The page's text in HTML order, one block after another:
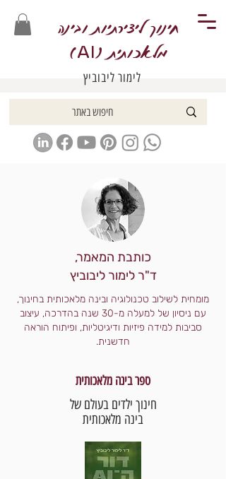
חינוך ליצירתיות ובינה
מלאכותית (AI
)
לימור ליבוביץ
כותבת המאמר,
ד"ר לימור ליבוביץ
מומחית לשילוב טכנולוגיה ובינה מלאכותית בחינוך,
עם ניסיון של למעלה מ-30 שנה בהדרכה, עיצוב
סביבות למידה פיזיות ודיגיטליות, ופיתוח הוראה
חדשנית.
ספר בינה מלאכותית
חינוך ילדים בעולם של
בינה מלאכותית